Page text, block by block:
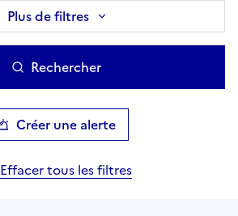
Plus de filtres
Rechercher
Créer une alerte
Effacer tous les filtres